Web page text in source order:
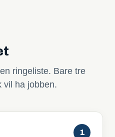
ringeliste. Bare tre
vil ha jobben.
1